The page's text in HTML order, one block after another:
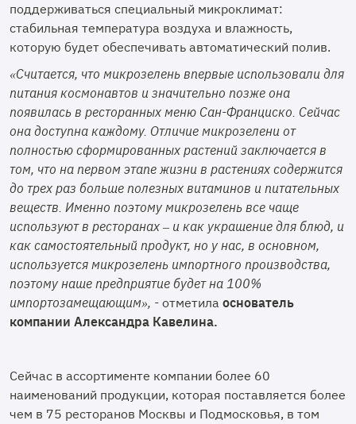
поддерживаться специальный микроклимат:
стабильная температура воздуха и влажность,
которую будет обеспечивать автоматический полив.
«Считается, что микрозелень впервые использовали для
питания космонавтов и значительно позже она
появилась в ресторанных меню Сан-Франциско. Сейчас
она доступна каждому. Отличие микрозелени от
полностью сформированных растений заключается в
том, что на первом этапе жизни в растениях содержится
до трех раз больше полезных витаминов и питательных
веществ. Именно поэтому микрозелень все чаще
используют в ресторанах – и как украшение для блюд, и
как самостоятельный продукт, но у нас, в основном,
используется микрозелень импортного производства,
поэтому наше предприятие будет на 100%
импортозамещающим», - отметила основатель
компании Александра Кавелина.
Сейчас в ассортименте компании более 60
наименований продукции, которая поставляется более
чем в 75 ресторанов Москвы и Подмосковья, в том